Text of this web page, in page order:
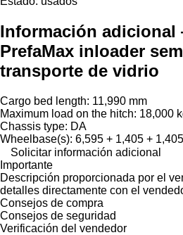
Información
PrefaMax inloader
transporte de vidrio
Cargo bed length: 11,990 mm
Maximum load on the hitch: 18,000
Chassis type: DA
Wheelbase(s): 6,595 + 1,405 +
Solicitar información adicional
Importante
Descripción proporcionada por el
detalles directamente con el
Consejos de compra
Consejos de seguridad
Verificación del vendedor